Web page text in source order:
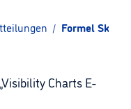
/ Formel Skin
Charts E-